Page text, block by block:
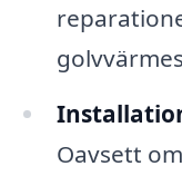
Oavsett